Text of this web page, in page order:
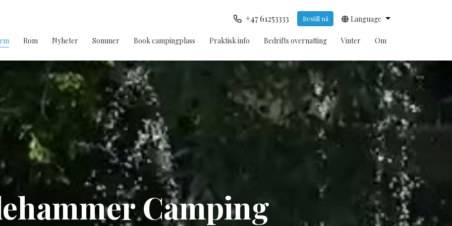
+47 61253333 Bestill nå Language
Rom Nyheter Sommer Book campingplass Praktisk info Bedrifts overnatting Vinter Om
Camping